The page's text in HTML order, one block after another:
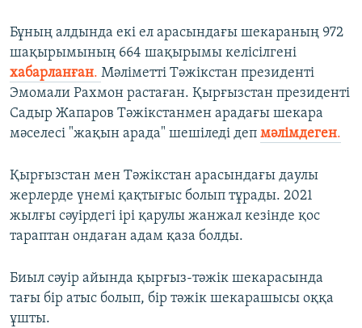
Бұның алдында екі ел арасындағы шекараның 972
шақырымының 664 шақырымы келісілгені
хабарланған. Мәліметті Тәжікстан президенті
Эмомали Рахмон растаған. Қырғызстан президенті
Садыр Жапаров Тәжікстанмен арадағы шекара
мәселесі "жақын арада" шешіледі деп мәлімдеген.
Қырғызстан мен Тәжікстан арасындағы даулы
жерлерде үнемі қақтығыс болып тұрады. 2021
жылғы сәуірдегі ірі қарулы жанжал кезінде қос
тараптан ондаған адам қаза болды.
Биыл сәуір айында қырғыз-тәжік шекарасында
тағы бір атыс болып, бір тәжік шекарашысы оққа
ұшты.